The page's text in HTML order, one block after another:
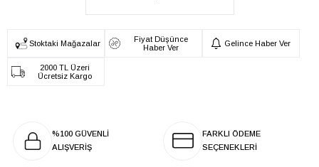
Stoktaki Mağazalar
Fiyat Düşünce
Haber Ver
Gelince Haber Ver
2000 TL Üzeri
Ücretsiz Kargo
%100 GÜVENLİ
ALIŞVERİŞ
FARKLI ÖDEME
SEÇENEKLERİ